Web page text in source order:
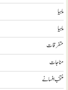
ماہیا
ماہیا
متفرقات
مناجات
منتخب افسانے